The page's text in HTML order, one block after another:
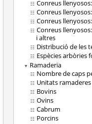
Conreus
Conreus
Conreus
Conreus
i altres
Distribució de les
Espècies arbòries
Ramaderia
Nombre de caps
Unitats ramaderes
Bovins
Ovins
Cabrum
Porcins